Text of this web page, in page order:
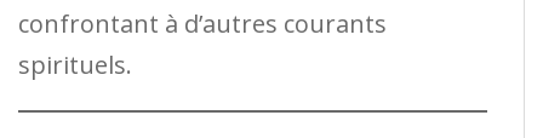
confrontant à d’autres courants
spirituels.